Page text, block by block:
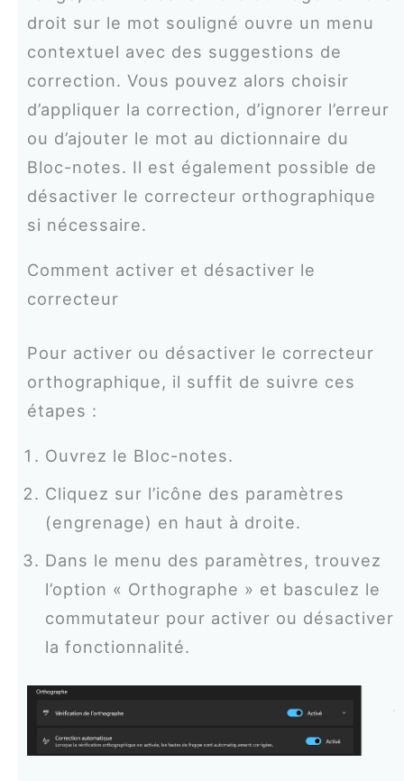
droit sur le mot souligné ouvre un menu
contextuel avec des suggestions de
correction. Vous pouvez alors choisir
d’appliquer la correction, d’ignorer l’erreur
ou d’ajouter le mot au dictionnaire du
Bloc-notes. Il est également possible de
désactiver le correcteur orthographique
si nécessaire.
Comment activer et désactiver le
correcteur
Pour activer ou désactiver le correcteur
orthographique, il suffit de suivre ces
étapes :
Ouvrez le Bloc-notes.
Cliquez sur l’icône des paramètres
(engrenage) en haut à droite.
Dans le menu des paramètres, trouvez
l’option « Orthographe » et basculez le
commutateur pour activer ou désactiver
la fonctionnalité.